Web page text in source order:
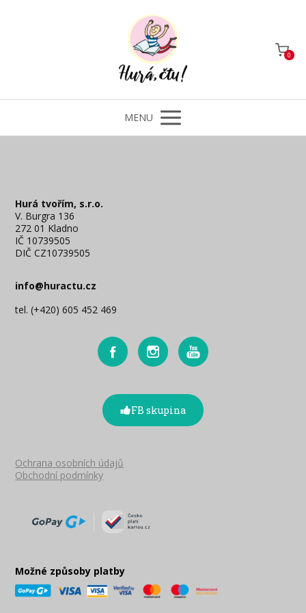
0
MENU
Hurá tvořím, s.r.o.
V. Burgra 136
272 01 Kladno
IČ 10739505
DIČ CZ10739505
info@huractu.cz
tel. (+420) 605 452 469
FB skupina
Ochrana osobních údajů
Obchodní podmínky
Možné způsoby platby